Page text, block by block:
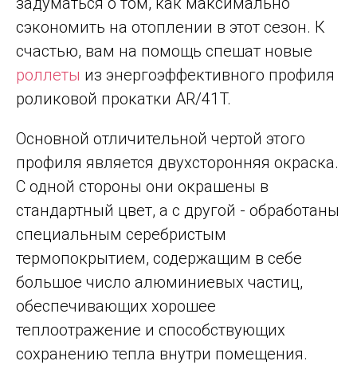
сэкономить на отоплении в этот сезон. К
счастью, вам на помощь спешат новые
роллеты из энергоэффективного профиля
роликовой прокатки AR/41T.
Основной отличительной чертой этого
профиля является двухсторонняя окраска.
С одной стороны они окрашены в
стандартный цвет, а с другой - обработаны
специальным серебристым
термопокрытием, содержащим в себе
большое число алюминиевых частиц,
обеспечивающих хорошее
теплоотражение и способствующих
сохранению тепла внутри помещения.